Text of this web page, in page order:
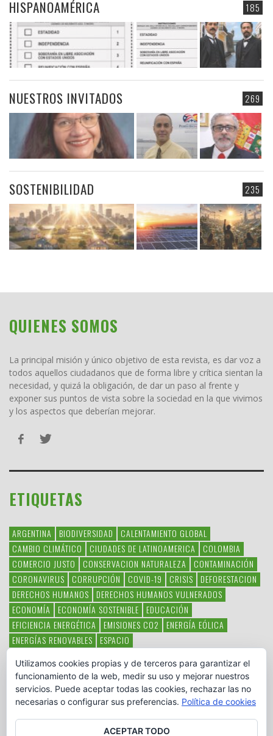
185
HISPANOAMÉRICA
269
NUESTROS INVITADOS
235
SOSTENIBILIDAD
QUIENES SOMOS
La principal misión y único objetivo de esta revista, es dar voz a
todos aquellos ciudadanos que de forma libre y crítica sientan la
necesidad, y quizá la obligación, de dar un paso al frente y
exponer sus puntos de vista sobre la sociedad en la que vivimos
y los aspectos que deberían mejorar.
ETIQUETAS
ARGENTINA BIODIVERSIDAD
CALENTAMIENTO GLOBAL
CAMBIO CLIMÁTICO
CIUDADES DE LATINOAMERICA
COLOMBIA
COMERCIO JUSTO
CONSERVACION NATURALEZA
CONTAMINACIÓN
CORONAVIRUS
CORRUPCIÓN COVID-19 CRISIS
DEFORESTACION
DERECHOS HUMANOS
DERECHOS HUMANOS VULNERADOS
ECONOMÍA
ECONOMÍA SOSTENIBLE
EDUCACIÓN
EFICIENCIA ENERGÉTICA
EMISIONES CO2
ENERGÍA EÓLICA
ENERGÍAS RENOVABLES
ESPACIO
HAMBRE LATINOAMÉRICA MEDIO AMBIENTE
MÉXICO
OBJETIVOS DEL MILENIO
ONGS PAZ POBREZA POESÍA
POLITICA
PUEBLOS INDÍGENAS RSC RSE
SOBERANÍA ALIMENTARIA
SOLIDARIDAD SOSTENIBILIDAD TECNOLOGÍA VERTIDO PETROLEO
Utilizamos cookies propias y de terceros para garantizar el
funcionamiento de la web, medir su uso y mejorar nuestros
servicios. Puede aceptar todas las cookies, rechazar las no
necesarias o configurar sus preferencias. Política de cookies
ACEPTAR TODO